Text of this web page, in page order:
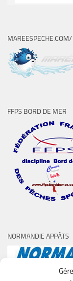
MAREESPECHE.COM/
FFPS BORD DE MER
NORMANDIE APPÂTS